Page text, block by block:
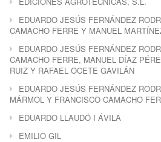
EDUARDO JESÚS FERNÁNDEZ
CAMACHO FERRE Y MANUEL
EDUARDO JESÚS FERNÁNDEZ
CAMACHO FERRE, MANUEL DÍAZ
RUIZ Y RAFAEL OCETE GAVILÁN
EDUARDO JESÚS FERNÁNDEZ
MÁRMOL Y FRANCISCO CAMACHO
EDUARDO LLAUDÓ I ÁVILA
EMILIO GIL